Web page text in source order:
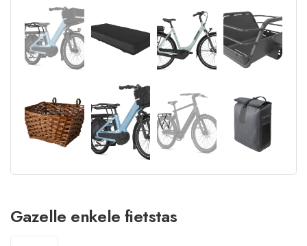
Gazelle enkele fietstas